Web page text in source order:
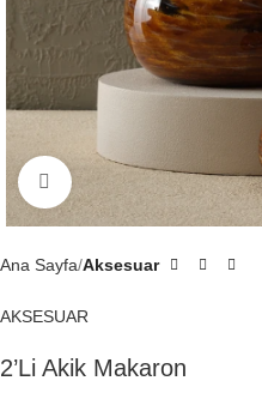
Click to enlarge
Ana Sayfa Aksesuar
AKSESUAR
2’Li Akik Makaron